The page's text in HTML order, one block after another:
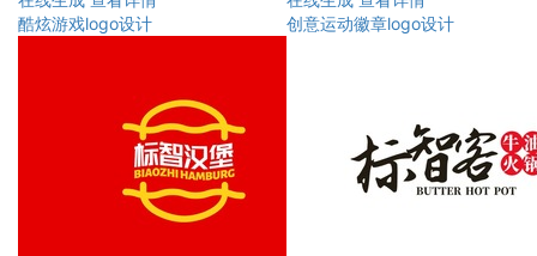
酷炫游戏logo设计
创意运动徽章logo设计